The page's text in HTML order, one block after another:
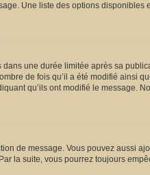
Une liste des options disponibles
une durée limitée après sa
de fois qu’il a été modifié ainsi
qu’ils ont modifié le message.
de message. Vous pouvez aussi
la suite, vous pourrez toujours